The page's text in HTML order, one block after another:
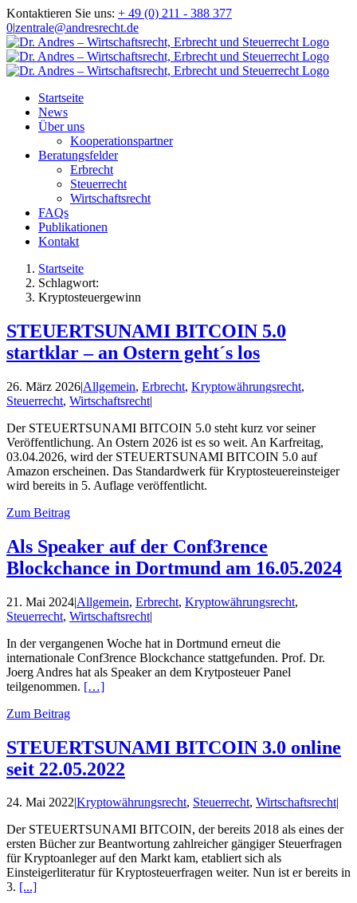
Zum
Inhalt
springen
Kontaktieren Sie uns: + 49 (0) 211 - 388 377
0|zentrale@andresrecht.de
Startseite
News
Über uns
Kooperationspartner
Beratungsfelder
Erbrecht
Steuerrecht
Wirtschaftsrecht
FAQs
Publikationen
Kontakt
Startseite
Schlagwort:
Kryptosteuergewinn
STEUERTSUNAMI BITCOIN 5.0
startklar – an Ostern geht´s los
26. März 2026|Allgemein, Erbrecht, Kryptowährungsrecht,
Steuerrecht, Wirtschaftsrecht|
Der STEUERTSUNAMI BITCOIN 5.0 steht kurz vor seiner
Veröffentlichung. An Ostern 2026 ist es so weit. An Karfreitag,
03.04.2026, wird der STEUERTSUNAMI BITCOIN 5.0 auf
Amazon erscheinen. Das Standardwerk für Kryptosteuereinsteiger
wird bereits in 5. Auflage veröffentlicht.
Zum Beitrag
Als Speaker auf der Conf3rence
Blockchance in Dortmund am 16.05.2024
21. Mai 2024|Allgemein, Erbrecht, Kryptowährungsrecht,
Steuerrecht, Wirtschaftsrecht|
In der vergangenen Woche hat in Dortmund erneut die
internationale Conf3rence Blockchance stattgefunden. Prof. Dr.
Joerg Andres hat als Speaker an dem Krytposteuer Panel
teilgenommen. […]
Zum Beitrag
STEUERTSUNAMI BITCOIN 3.0 online
seit 22.05.2022
24. Mai 2022|Kryptowährungsrecht, Steuerrecht, Wirtschaftsrecht|
Der STEUERTSUNAMI BITCOIN, der bereits 2018 als eines der
ersten Bücher zur Beantwortung zahlreicher gängiger Steuerfragen
für Kryptoanleger auf den Markt kam, etabliert sich als
Einsteigerliteratur für Kryptosteuerfragen weiter. Nun ist er bereits in
3. [...]